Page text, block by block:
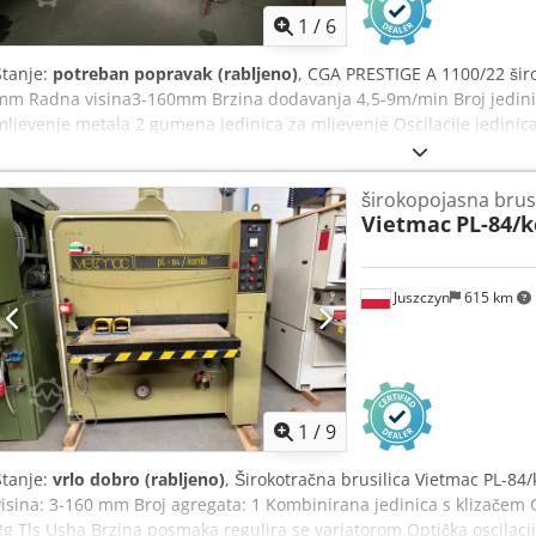
1 / 6
potreban popravak (rabljeno), CGA PRESTIGE A 1100/22
Radna visina3-160mm Brzina dodavanja 4,5-9m/min Broj
metala 2 gumena jedinica za mljevenje Oscilacije
visine mljevenja Chedpfx Akjqzxxze Uoa CE certifikat Stroj se
i servisa uz prethodni dogovor troškova
1 /9
Juszczyn 615 km
širokopojasna
Vietmac PL-84/
vrlo dobro (rabljeno), Širokotračna brusilica Vietmac PL-
3-160 mm Broj agregata: 1 Kombinirana jedinica s klizačem
Tls Usha Brzina posmaka regulira se variatorom Optička